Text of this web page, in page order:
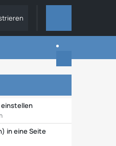
einstellen
in eine Seite